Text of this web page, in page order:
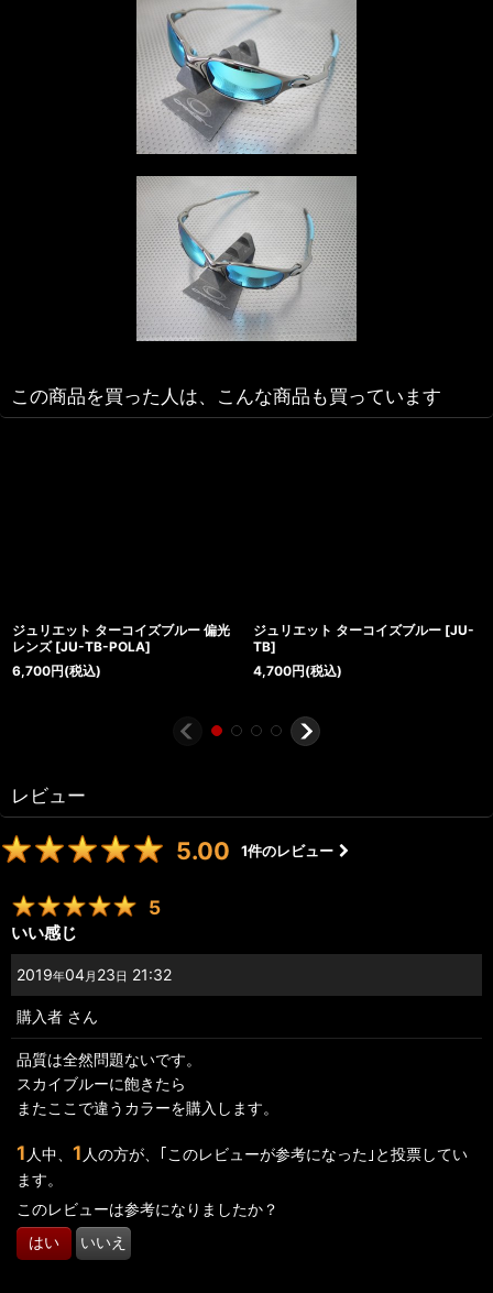
この商品を買った人は、こんな商品も買っています
ジュリエット ターコイズブルー 偏光
レンズ [JU-TB-POLA]
6,700円(税込)
ジュリエット ターコイズブルー [JU-
TB]
4,700円(税込)
レビュー
5.00 1件のレビュー
5
いい感じ
2019年04月 23 日 21:32
購入者 さん
品質は全然問題ないです。
スカイブルーに飽きたら
またここで違うカラーを購入します。
1 人中、 1 人の方が、｢このレビューが参考になった｣と投票してい
ます。
このレビューは参考になりましたか？
はい いいえ